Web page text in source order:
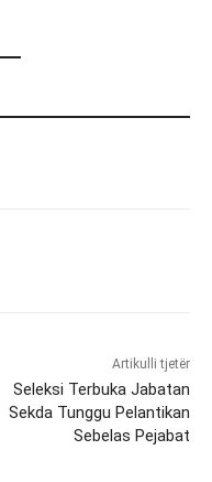
Artikulli tjetër
Seleksi Terbuka Jabatan
Sekda Tunggu Pelantikan
Sebelas Pejabat